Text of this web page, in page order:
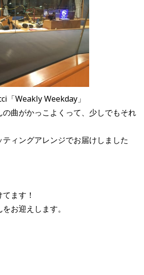
「Weakly Weekday」
の曲がかっこよくって、少しでもそれ
ィングアレンジでお届けしました
ます！
お迎えします。